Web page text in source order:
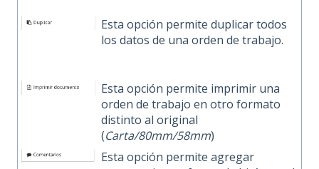
Esta opción permite duplicar todos
los datos de una orden de trabajo.
Esta opción permite imprimir una
orden de trabajo en otro formato
distinto al original
(Carta/80mm/58mm)
Esta opción permite agregar